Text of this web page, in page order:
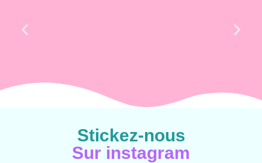
Stickez-nous
Sur instagram